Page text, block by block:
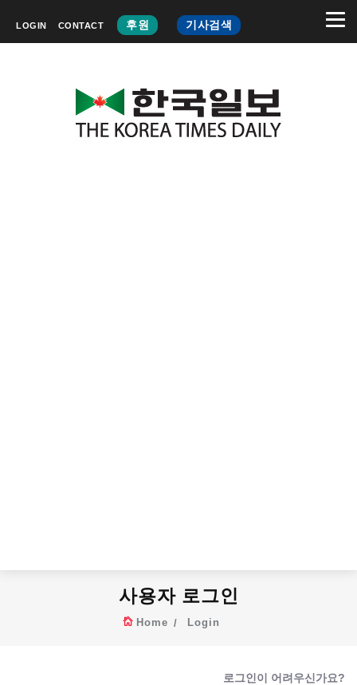
LOGIN CONTACT 후원 기사검색
사용자 로그인
Home Login
로그인이 어려우신가요?